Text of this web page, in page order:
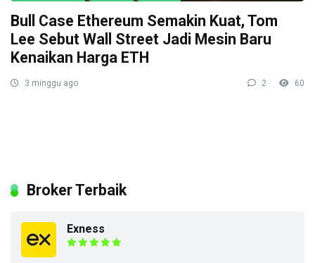
Bull Case Ethereum Semakin Kuat, Tom
Lee Sebut Wall Street Jadi Mesin Baru
Kenaikan Harga ETH
3 minggu ago 2 60
Broker Terbaik
Exness